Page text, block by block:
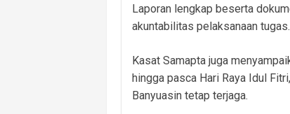
Laporan lengkap beserta
akuntabilitas pelaksanaan tugas.
Kasat Samapta juga
hingga pasca Hari Raya Idul
Banyuasin tetap terjaga.